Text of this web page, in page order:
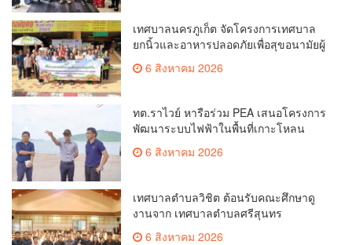
เทศบาลนครภูเก็ต จัดโครงการเทศบาล
ยกนิ้วและอาหารปลอดภัยเพื่อสุขอนามัยผู้
บริโภค
6 สิงหาคม 2026
ทต.ราไวย์ หารือร่วม PEA เสนอโครงการ
พัฒนาระบบไฟฟ้าในพื้นที่เกาะโหลน
6 สิงหาคม 2026
เทศบาลตำบลวิชิต ต้อนรับคณะศึกษาดู
งานจาก เทศบาลตำบลศรีสุนทร
6 สิงหาคม 2026